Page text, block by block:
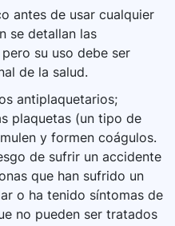
Siempre informe a
que lo atienda que
antes de usar cualquier
se detallan las
pero su uso debe ser
de la salud.
antiplaquetarios;
plaquetas (un tipo de
y formen coágulos.
de sufrir un accidente
que han sufrido un
o ha tenido síntomas de
no pueden ser tratados